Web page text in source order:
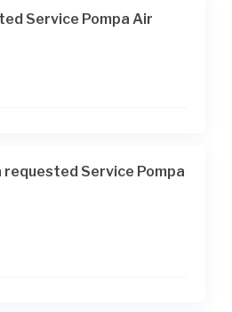
Service Pompa Air
Service Pompa